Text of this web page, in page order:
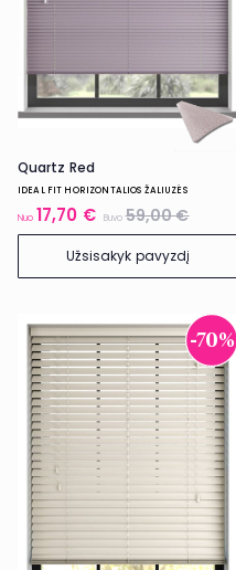
Quartz Red
IDEAL FIT HORIZONTALIOS ŽALIUZĖS
Nuo 17,70 € Buvo59,00 €
Užsisakyk pavyzdį
-70%